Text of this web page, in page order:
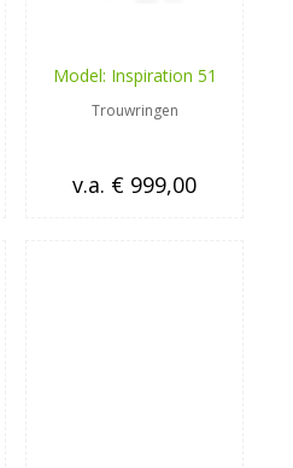
Model: Inspiration 51
Trouwringen
v.a. € 999,00